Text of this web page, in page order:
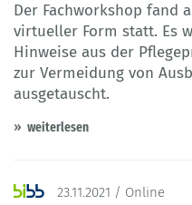
Der Fachworkshop fand
virtueller Form statt. Es
Hinweise aus der
zur Vermeidung von
ausgetauscht.
weiterlesen
23.11.2021 / Online